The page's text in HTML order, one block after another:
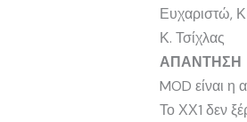
Ευχαριστώ,
Κ. Τσίχλας
ΑΠΑΝΤΗΣΗ
MOD είναι η
Το ΧΧ1 δεν